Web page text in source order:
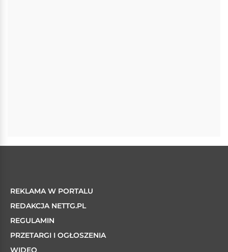
REKLAMA W PORTALU
REDAKCJA NETTG.PL
REGULAMIN
PRZETARGI I OGŁOSZENIA
WIDEO